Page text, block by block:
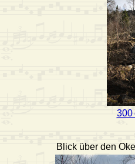
300
Blick über den